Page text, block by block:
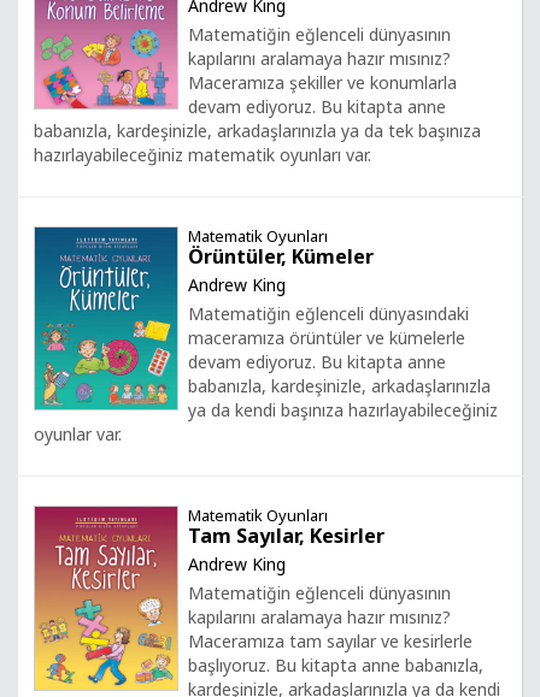
Andrew King
Matematiğin eğlenceli dünyasının
kapılarını aralamaya hazır mısınız?
Maceramıza şekiller ve konumlarla
devam ediyoruz. Bu kitapta anne
babanızla, kardeşinizle, arkadaşlarınızla ya da tek başınıza
hazırlayabileceğiniz matematik oyunları var.
Matematik Oyunları
Örüntüler, Kümeler
Andrew King
Matematiğin eğlenceli dünyasındaki
maceramıza örüntüler ve kümelerle
devam ediyoruz. Bu kitapta anne
babanızla, kardeşinizle, arkadaşlarınızla
ya da kendi başınıza hazırlayabileceğiniz
oyunlar var.
Matematik Oyunları
Tam Sayılar, Kesirler
Andrew King
Matematiğin eğlenceli dünyasının
kapılarını aralamaya hazır mısınız?
Maceramıza tam sayılar ve kesirlerle
başlıyoruz. Bu kitapta anne babanızla,
kardeşinizle, arkadaşlarınızla ya da kendi